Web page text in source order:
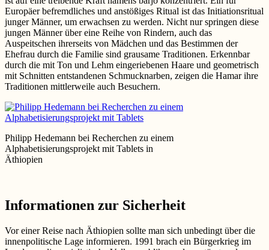
Europäer befremdliches und anstößiges Ritual ist das Initiationsritual
junger Männer, um erwachsen zu werden. Nicht nur springen diese
jungen Männer über eine Reihe von Rindern, auch das
Auspeitschen ihrerseits von Mädchen und das Bestimmen der
Ehefrau durch die Familie sind grausame Traditionen. Erkennbar
durch die mit Ton und Lehm eingeriebenen Haare und geometrisch
mit Schnitten entstandenen Schmucknarben, zeigen die Hamar ihre
Traditionen mittlerweile auch Besuchern.
Philipp Hedemann bei Recherchen zu einem
Alphabetisierungsprojekt mit Tablets in
Äthiopien
Informationen zur Sicherheit
Vor einer Reise nach Äthiopien sollte man sich unbedingt über die
innenpolitische Lage informieren. 1991 brach ein Bürgerkrieg im